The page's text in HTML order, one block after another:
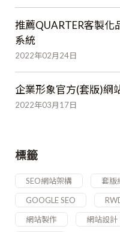
推薦QUARTER客製化
系統
2022年02月24日
企業形象官方(套版)網
2022年03月17日
標籤
SEO網站架構 套版
GOOGLE SEO
網站製作
網站設計